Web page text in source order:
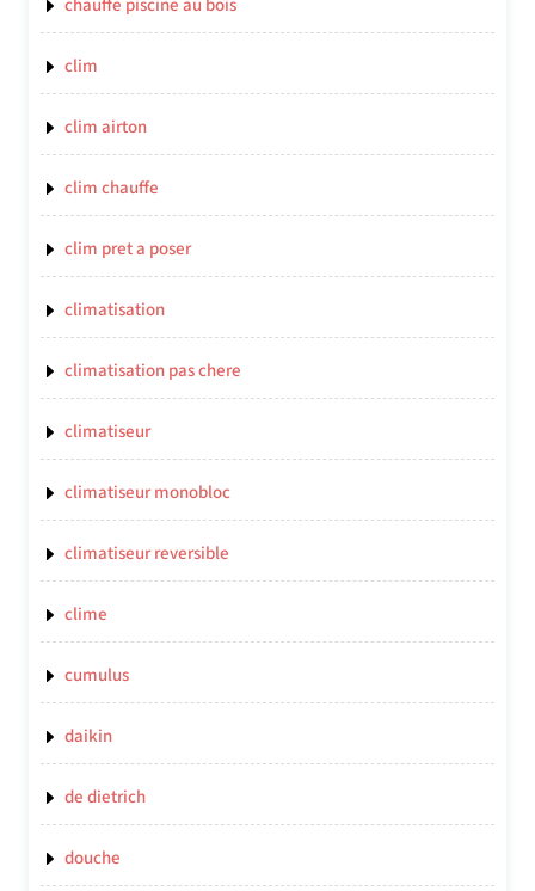
chauffe piscine au bois
clim
clim airton
clim chauffe
clim pret a poser
climatisation
climatisation pas chere
climatiseur
climatiseur monobloc
climatiseur reversible
clime
cumulus
daikin
de dietrich
douche